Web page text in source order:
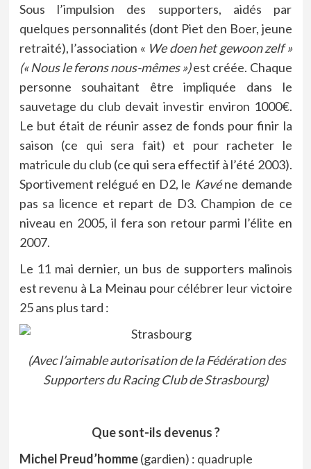
Sous l’impulsion des supporters, aidés par
quelques personnalités (dont Piet den Boer, jeune
retraité), l’association « We doen het gewoon zelf »
(« Nous le ferons nous-mêmes »)est créée. Chaque
personne souhaitant être impliquée dans le
sauvetage du club devait investir environ 1000€.
Le but était de réunir assez de fonds pour finir la
saison (ce qui sera fait) et pour racheter le
matricule du club (ce qui sera effectif à l’été 2003).
Sportivement relégué en D2, le Kavéne demande
pas sa licence et repart de D3. Champion de ce
niveau en 2005, il fera son retour parmi l’élite en
2007.
Le 11 mai dernier, un bus de supporters malinois
est revenu à La Meinau pour célébrer leur victoire
25 ans plus tard :
(Avec l’aimable autorisation de laFédération des
Supporters du Racing Club de Strasbourg)
Que sont-ils devenus ?
Michel Preud’homme(gardien) : quadruple